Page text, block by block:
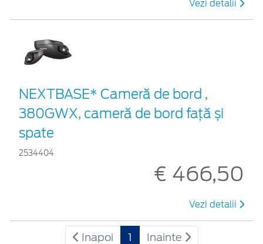
Vezi detalii
NEXTBASE* Cameră de bord ,
380GWX, cameră de bord față și
spate
2534404
€ 466,50
Vezi detalii
Inapoi 1 Inainte